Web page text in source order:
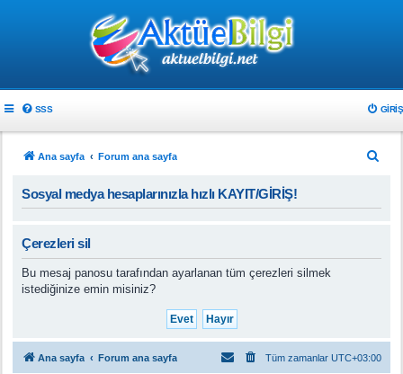
SSS GIRIŞ
Ana sayfa Forum ana sayfa
Sosyal medya hesaplarınızla hızlı KAYIT/GİRİŞ!
Çerezleri sil
Bu mesaj panosu tarafından ayarlanan tüm çerezleri silmek
istediğinize emin misiniz?
Ana sayfa Forum ana sayfa Tüm zamanlar UTC+03:00